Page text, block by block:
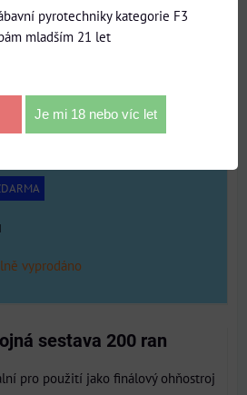
vyprodáno
sestava 200 ran
pro použití jako finálový ohňostroj
pyrotechniky kategorie F3
mladším 21 let
Je mi 18 nebo víc let